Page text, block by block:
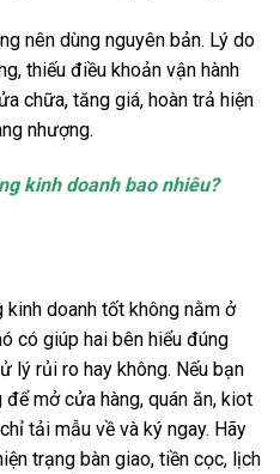
nên dùng nguyên bản. Lý do
thiếu điều khoản vận hành
chữa, tăng giá, hoàn trả hiện
nhượng.
kinh doanh bao nhiêu?
doanh tốt không nằm ở
có giúp hai bên hiểu đúng
lý rủi ro hay không. Nếu bạn
mở cửa hàng, quán ăn, kiot
tải mẫu về và ký ngay. Hãy
trạng bàn giao, tiền cọc, lịch